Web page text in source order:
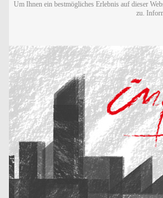
Um Ihnen ein bestmögliches Erlebnis auf dieser
zu.